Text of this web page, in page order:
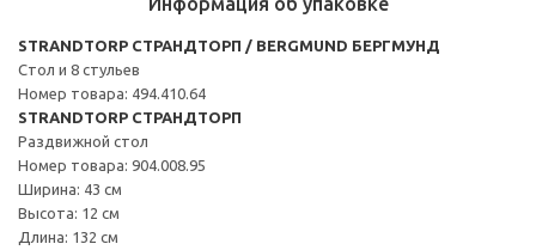
STRANDTORP СТРАНДТОРП / BERGMUND БЕРГМУНД
Стол и 8 стульев
Номер товара: 494.410.64
STRANDTORP СТРАНДТОРП
Раздвижной стол
Номер товара: 904.008.95
Ширина: 43 см
Высота: 12 см
Длина: 132 см